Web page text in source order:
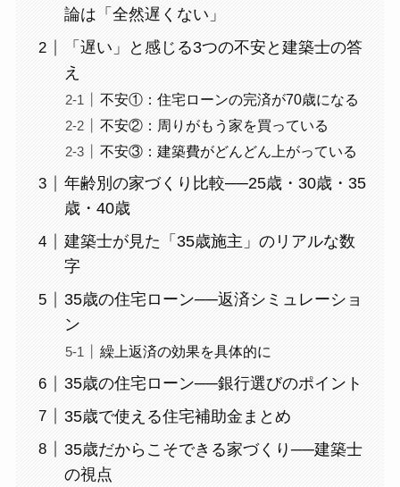
論は「全然遅くない」
「遅い」と感じる3つの不安と建築士の答
え
不安①：住宅ローンの完済が70歳になる
不安②：周りがもう家を買っている
不安③：建築費がどんどん上がっている
年齢別の家づくり比較──25歳・30歳・35
歳・40歳
建築士が見た「35歳施主」のリアルな数
字
35歳の住宅ローン──返済シミュレーショ
ン
繰上返済の効果を具体的に
35歳の住宅ローン──銀行選びのポイント
35歳で使える住宅補助金まとめ
35歳だからこそできる家づくり──建築士
の視点